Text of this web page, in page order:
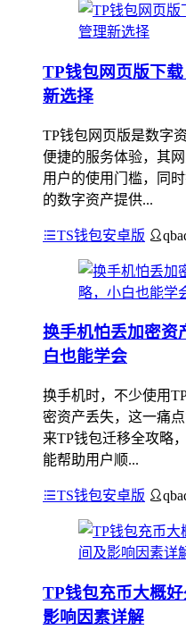
TP钱包网页版下
新选择
TP钱包网页版是数字
便捷的服务体验，其
用户的使用门槛，同
的数字资产提供...
TS钱包安卓版
换手机怕丢加密资
白也能学会
换手机时，不少使用
密资产丢失，这一痛
来TP钱包迁移全攻略
能帮助用户顺...
TS钱包安卓版
TP钱包充币大概
影响因素详解